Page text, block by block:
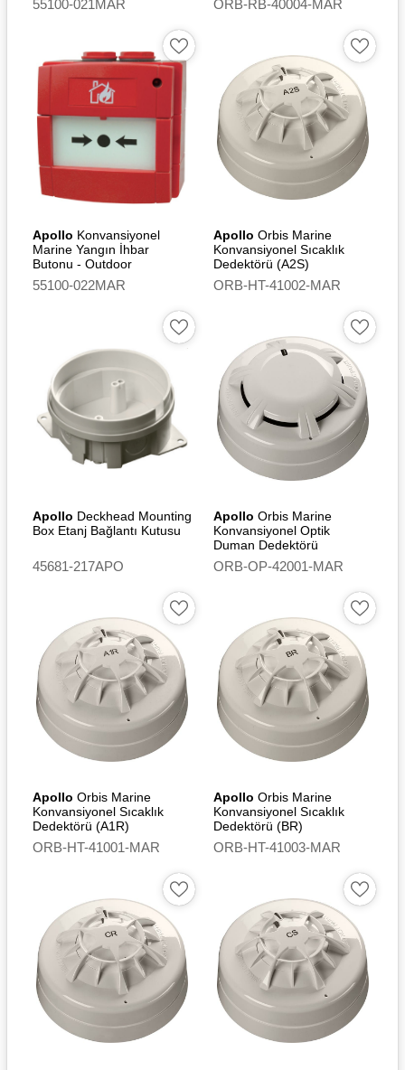
55100-021MAR ORB-RB-40004-MAR
Apollo Konvansiyonel
Marine Yangın İhbar
Butonu - Outdoor
55100-022MAR
Apollo Orbis Marine
Konvansiyonel Sıcaklık
Dedektörü (A2S)
ORB-HT-41002-MAR
Apollo Deckhead Mounting
Box Etanj Bağlantı Kutusu
45681-217APO
Apollo Orbis Marine
Konvansiyonel Optik
Duman Dedektörü
ORB-OP-42001-MAR
Apollo Orbis Marine
Konvansiyonel Sıcaklık
Dedektörü (A1R)
ORB-HT-41001-MAR
Apollo Orbis Marine
Konvansiyonel Sıcaklık
Dedektörü (BR)
ORB-HT-41003-MAR